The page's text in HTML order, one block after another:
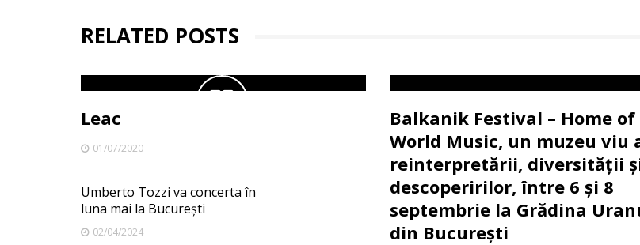
RELATED POSTS
Leac
01/07/2020
Umberto Tozzi va concerta în
luna mai la București
02/04/2024
Balkanik Festival – Home of
World Music, un muzeu viu
reinterpretării, diversității
descoperirilor, între 6 și 8
septembrie la Grădina
din București